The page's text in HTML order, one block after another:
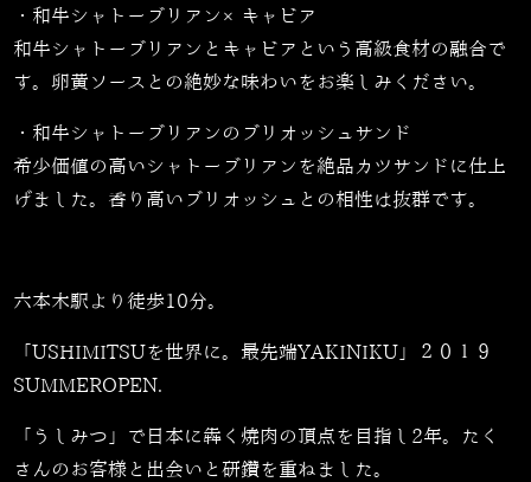
・和牛シャトーブリアン×キャビア
和牛シャトーブリアンとキャビアという高級食材の融合で
す。卵黄ソースとの絶妙な味わいをお楽しみください。
・和牛シャトーブリアンのブリオッシュサンド
希少価値の高いシャトーブリアンを絶品カツサンドに仕上
げました。香り高いブリオッシュとの相性は抜群です。
六本木駅より徒歩10分。
「USHIMITSUを世界に。最先端YAKINIKU」２０１９
SUMMEROPEN.
「うしみつ」で日本に犇く焼肉の頂点を目指し2年。たく
さんのお客様と出会いと研鑽を重ねました。